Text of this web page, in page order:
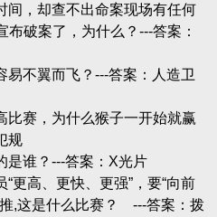
间，却查不出命案现场有任何
破案了，为什么？---答案：
易不翼而飞？---答案：人造卫
比赛，为什么猴子一开始就赢
规
是谁？---答案：X光片
更高、更快、更强”，要“向前
,这是什么比赛？ ---答案：拨